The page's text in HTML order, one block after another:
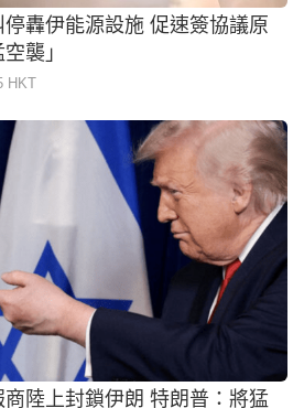
源設施 促速簽協議原
襲」
HKT
陸上封鎖伊朗 特朗普：將猛